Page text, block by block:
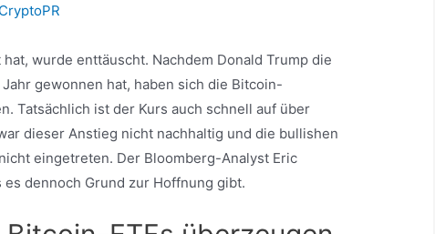
CryptoPR
wurde enttäuscht. Nachdem Donald Trump die
gewonnen hat, haben sich die Bitcoin-
Tatsächlich ist der Kurs auch schnell auf über
dieser Anstieg nicht nachhaltig und die bullishen
eingetreten. Der Bloomberg-Analyst Eric
dennoch Grund zur Hoffnung gibt.